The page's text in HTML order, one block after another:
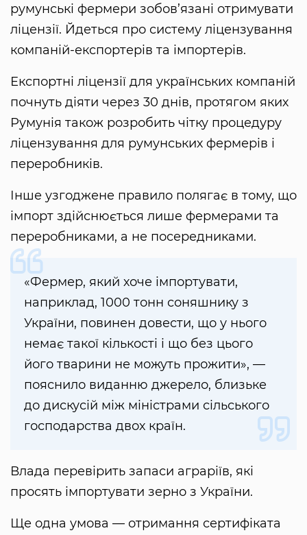
румунські фермери зобов’язані отримувати
ліцензії. Йдеться про систему ліцензування
компаній-експортерів та імпортерів.
Експортні ліцензії для українських компаній
почнуть діяти через 30 днів, протягом яких
Румунія також розробить чітку процедуру
ліцензування для румунських фермерів і
переробників.
Інше узгоджене правило полягає в тому, що
імпорт здійснюється лише фермерами та
переробниками, а не посередниками.
«Фермер, який хоче імпортувати,
наприклад, 1000 тонн соняшнику з
України, повинен довести, що у нього
немає такої кількості і що без цього
його тварини не можуть прожити», —
пояснило виданню джерело, близьке
до дискусій між міністрами сільського
господарства двох країн.
Влада перевірить запаси аграріїв, які
просять імпортувати зерно з України.
Ще одна умова — отримання сертифіката